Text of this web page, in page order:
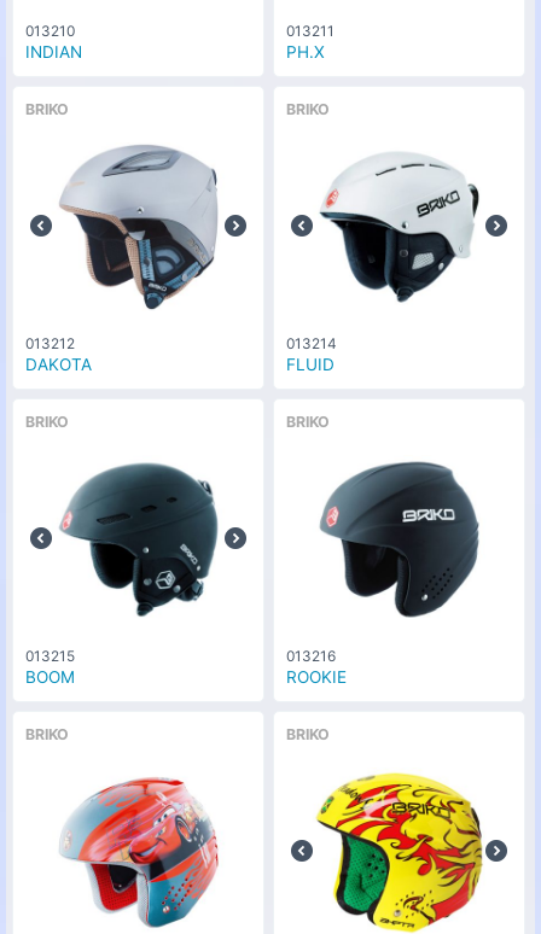
013210
INDIAN
013211
PH.X
BRIKO
013212
DAKOTA
BRIKO
013214
FLUID
BRIKO
013215
BOOM
BRIKO
013216
ROOKIE
BRIKO BRIKO